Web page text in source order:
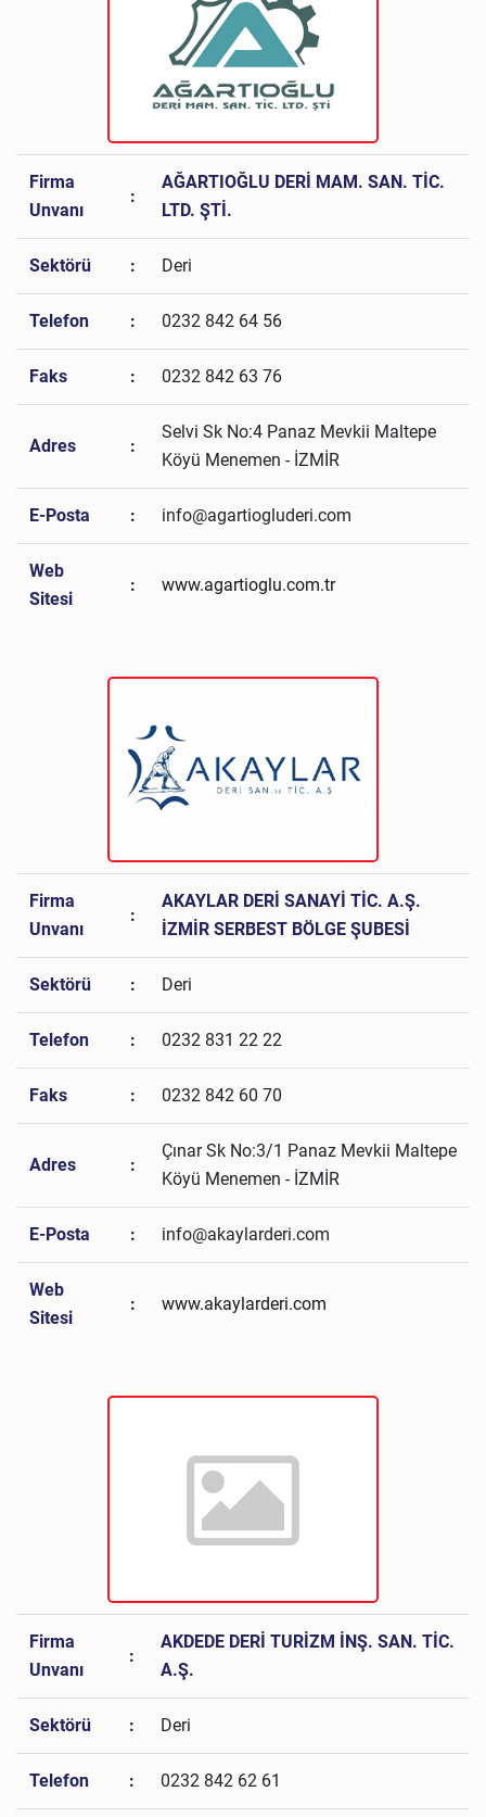
Firma
Unvanı
:
AĞARTIOĞLU DERİ MAM. SAN. TİC.
LTD. ŞTİ.
Sektörü : Deri
Telefon : 0232 842 64 56
Faks : 0232 842 63 76
Adres :
Selvi Sk No:4 Panaz Mevkii Maltepe
Köyü Menemen - İZMİR
E-Posta : info@agartiogluderi.com
Web
Sitesi
: www.agartioglu.com.tr
Firma
Unvanı
:
AKAYLAR DERİ SANAYİ TİC. A.Ş.
İZMİR SERBEST BÖLGE ŞUBESİ
Sektörü : Deri
Telefon : 0232 831 22 22
Faks : 0232 842 60 70
Adres :
Çınar Sk No:3/1 Panaz Mevkii Maltepe
Köyü Menemen - İZMİR
E-Posta : info@akaylarderi.com
Web
Sitesi
: www.akaylarderi.com
Firma
Unvanı
:
AKDEDE DERİ TURİZM İNŞ. SAN. TİC.
A.Ş.
Sektörü : Deri
Telefon : 0232 842 62 61